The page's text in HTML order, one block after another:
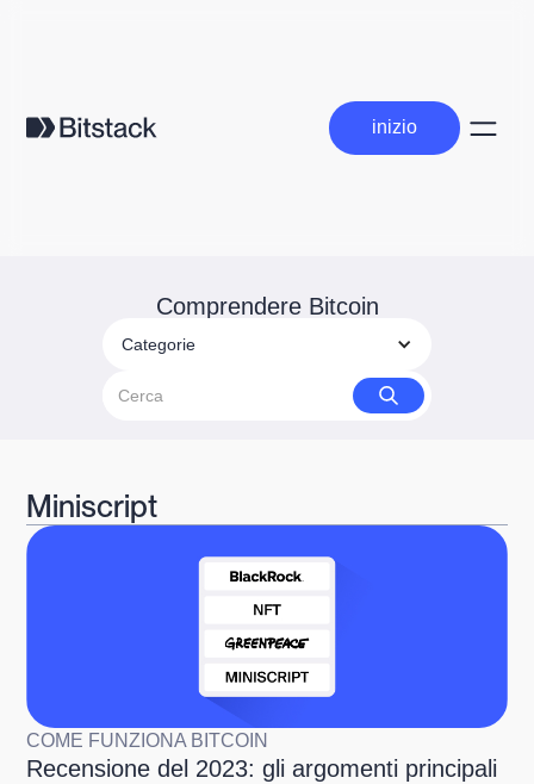
inizio
inizio
Comprendere Bitcoin
Categorie
Miniscript
COME FUNZIONA BITCOIN
Recensione del 2023: gli argomenti principali